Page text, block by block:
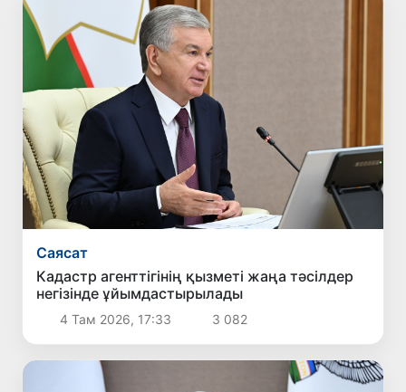
Саясат
Кадастр агенттігінің қызметі жаңа тәсілдер
негізінде ұйымдастырылады
4 Там 2026, 17:33 3 082